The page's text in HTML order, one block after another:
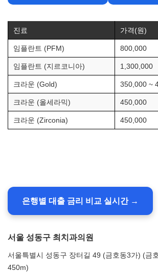
진료 가격(원)
임플란트 (PFM) 800,000
임플란트 (지르코니아) 1,300,000
크라운 (Gold) 350,000 ~
크라운 (올세라믹) 450,000
크라운 (Zirconia) 450,000
은행별 대출 금리 비교 실시간 →
서울 성동구 최치과의원
서울특별시 성동구 장터길 49 (금호동3가) (금
450m)